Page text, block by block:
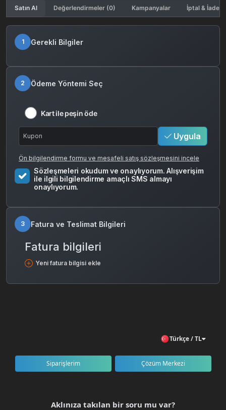
Satın Al Değerlendirmeler (0) Kampanyalar İptal & İade
1 Gerekli Bilgiler
2 Ödeme Yöntemi Seç
Kart ile peşin öde
Uygula
Ön bilgilendirme formu ve mesafeli satış sözleşmesini incele
Sözleşmeleri okudum ve onaylıyorum. Alışverişim
ile ilgili bilgilendirme amaçlı SMS almayı
onaylıyorum.
3 Fatura ve Teslimat Bilgileri
Fatura bilgileri
Yeni fatura bilgisi ekle
Türkçe / TL
Siparişlerim Çözüm Merkezi
Aklınıza takılan bir soru mu var?